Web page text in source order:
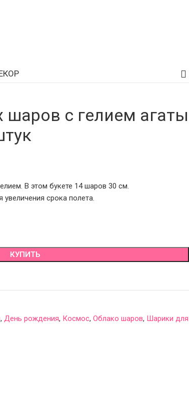
шаров с гелием агаты
В этом букете 14 шаров 30 см.
срока полета.
КУПИТЬ
, День рождения, Космос, Облако шаров, Шарики для